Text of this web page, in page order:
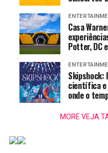
LGBTQIAPN+
na
literatura
transfóbicas...
multiversal
ainda
mais
longe
Casa
Potter, DC
científica e
onde o
MORE VEJA